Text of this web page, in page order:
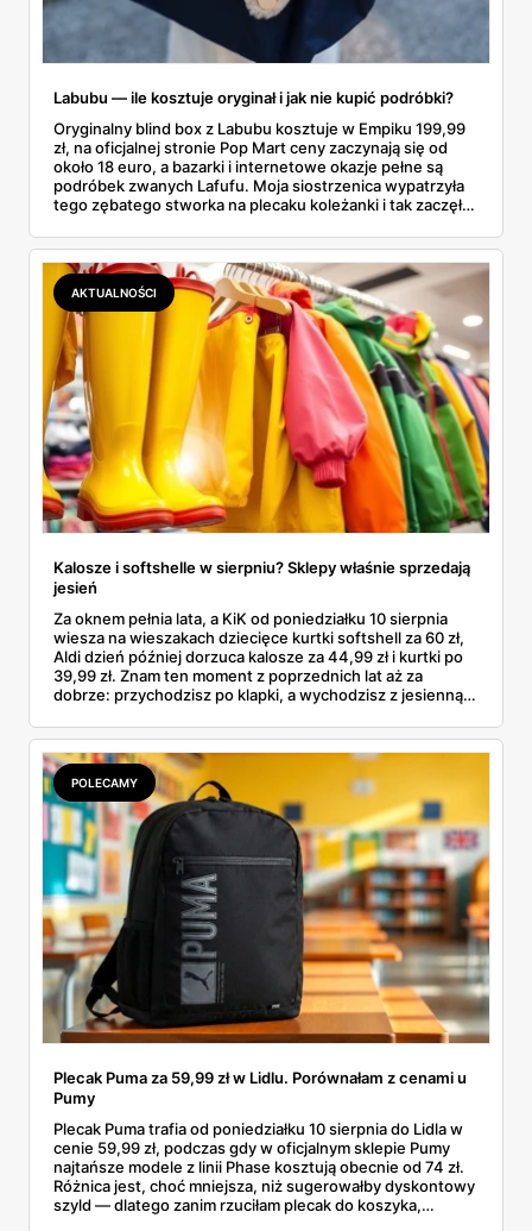
Labubu — ile kosztuje oryginał i jak nie kupić podróbki?
Oryginalny blind box z Labubu kosztuje w Empiku 199,99
zł, na oficjalnej stronie Pop Mart ceny zaczynają się od
około 18 euro, a bazarki i internetowe okazje pełne są
podróbek zwanych Lafufu. Moja siostrzenica wypatrzyła
tego zębatego stworka na plecaku koleżanki i tak zaczęło
kosztuje i po czym poznać, że sprzedawca nie wciska nam
podróbki. Spisałam wszystko, czego się dowiedziałam —
łącznie z jedną wpadką, o której za chwilę.
AKTUALNOŚCI
Kalosze i softshelle w sierpniu? Sklepy właśnie sprzedają
jesień
Za oknem pełnia lata, a KiK od poniedziałku 10 sierpnia
wiesza na wieszakach dziecięce kurtki softshell za 60 zł,
Aldi dzień później dorzuca kalosze za 44,99 zł i kurtki po
39,99 zł. Znam ten moment z poprzednich lat aż za
dobrze: przychodzisz po klapki, a wychodzisz z jesienną
pojawi się w gazetkach w przyszłym tygodniu i czy jest
sens kupować jesień, zanim skończą się wakacje.
POLECAMY
Plecak Puma za 59,99 zł w Lidlu. Porównałam z cenami u
Pumy
Plecak Puma trafia od poniedziałku 10 sierpnia do Lidla w
cenie 59,99 zł, podczas gdy w oficjalnym sklepie Pumy
najtańsze modele z linii Phase kosztują obecnie od 74 zł.
Różnica jest, choć mniejsza, niż sugerowałby dyskontowy
szyld — dlatego zanim rzuciłam plecak do koszyka,